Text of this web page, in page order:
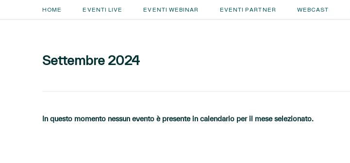
HOME EVENTI LIVE EVENTI WEBINAR EVENTI PARTNER WEBCAST
Settembre 2024
In questo momento nessun evento è presente in calendario per il mese selezionato.